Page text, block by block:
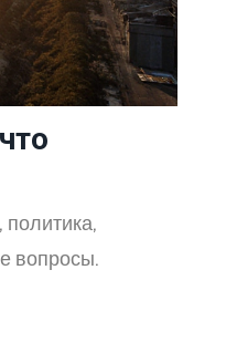
политика,
вопросы.